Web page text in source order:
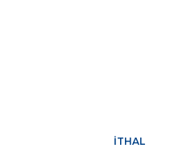
İTHAL